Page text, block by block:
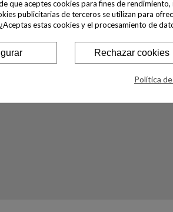
2
103,00 €
Aspirador sin bolsa Serie 2 Cleannn;
que aceptes cookies para fines de
publicitarias de terceros se utilizan para
estas cookies y el procesamiento de
Rechazar cookies
Política